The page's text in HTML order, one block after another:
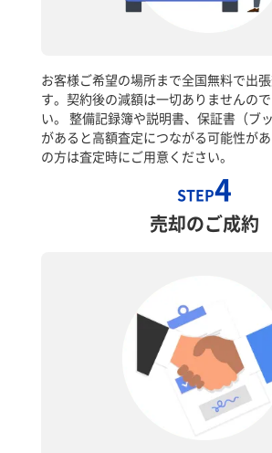
お客様ご希望の場所まで全国無料で出
す。契約後の減額は一切ありませんの
い。 整備記録簿や説明書、保証書（ブ
があると高額査定につながる可能性が
の方は査定時にご用意ください。
STEP4
売却のご成約